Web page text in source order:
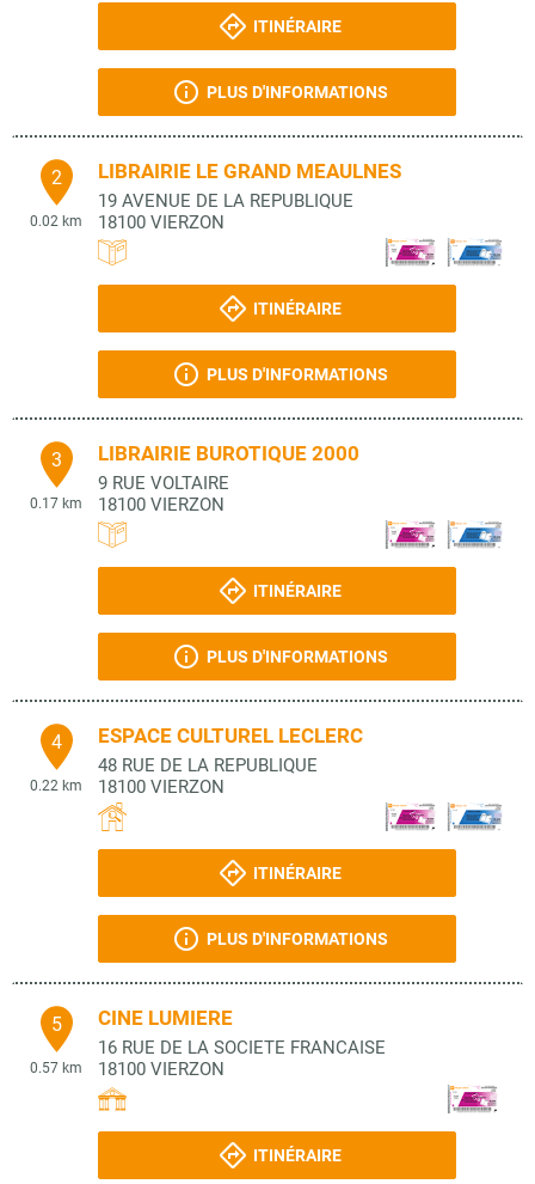
ITINÉRAIRE
PLUS D'INFORMATIONS
2
0.02 km
LIBRAIRIE LE GRAND MEAULNES
19 AVENUE DE LA REPUBLIQUE
18100 VIERZON
ITINÉRAIRE
PLUS D'INFORMATIONS
3
0.17 km
LIBRAIRIE BUROTIQUE 2000
9 RUE VOLTAIRE
18100 VIERZON
ITINÉRAIRE
PLUS D'INFORMATIONS
4
0.22 km
ESPACE CULTUREL LECLERC
48 RUE DE LA REPUBLIQUE
18100 VIERZON
ITINÉRAIRE
PLUS D'INFORMATIONS
5
0.57 km
CINE LUMIERE
16 RUE DE LA SOCIETE FRANCAISE
18100 VIERZON
ITINÉRAIRE